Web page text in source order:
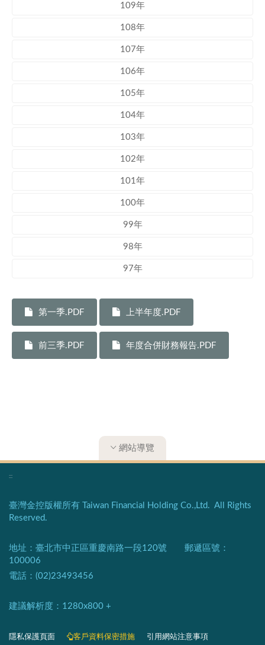
109年
108年
107年
106年
105年
104年
103年
102年
101年
100年
99年
98年
97年
第一季.PDF 上半年度.PDF
前三季.PDF 年度合併財務報告.PDF
網站導覽
:::
臺灣金控版權所有 Taiwan Financial Holding Co.,Ltd. All Rights
Reserved.
地址：臺北市中正區重慶南路一段120號 郵遞區號：
100006
電話：(02)23493456
建議解析度：1280x800 +​
隱私保護頁面​ 客戶資料保密措施 引用網站注意事項